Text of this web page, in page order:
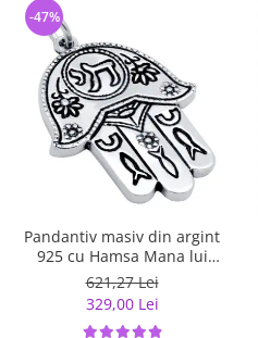
Pandantiv masiv din argint
925 cu Hamsa Mana lui
Fatima
621,27 Lei
329,00 Lei
-47%